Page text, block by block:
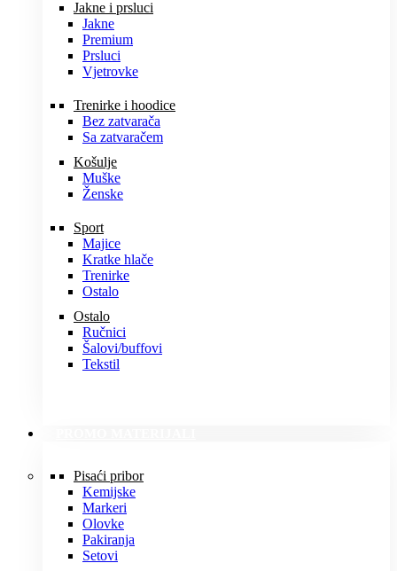
Jakne i prsluci
Jakne
Premium
Prsluci
Vjetrovke
Trenirke i hoodice
Bez zatvarača
Sa zatvaračem
Košulje
Muške
Ženske
Sport
Majice
Kratke hlače
Trenirke
Ostalo
Ostalo
Ručnici
Šalovi/buffovi
Tekstil
Pisaći pribor
Kemijske
Markeri
Olovke
Pakiranja
Setovi